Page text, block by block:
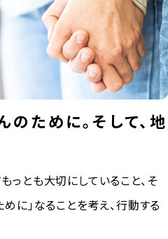
のために。そして、地
とも大切にしていること、そ
に」なることを考え、行動する